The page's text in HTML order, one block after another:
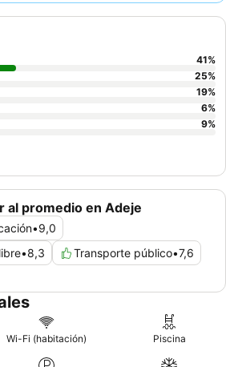
que complementa el variado
pueden preferir las habitaciones
zona de Veronicas.
al promedio en Adeje
•9,0
•8,3 Transporte público•7,6
41%
25%
19%
6%
9%
Wi-Fi (habitación) Piscina